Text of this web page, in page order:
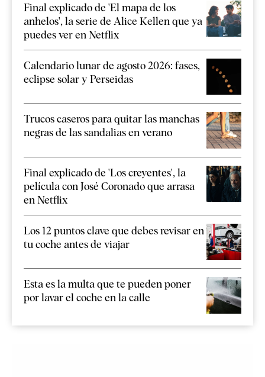
Final explicado de 'El mapa de los
anhelos', la serie de Alice Kellen que ya
puedes ver en Netflix
Calendario lunar de agosto 2026: fases,
eclipse solar y Perseidas
Trucos caseros para quitar las manchas
negras de las sandalias en verano
Final explicado de 'Los creyentes', la
película con José Coronado que arrasa
en Netflix
Los 12 puntos clave que debes revisar en
tu coche antes de viajar
Esta es la multa que te pueden poner
por lavar el coche en la calle